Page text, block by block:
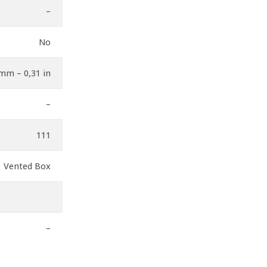
–
No
– 0,31 in
–
111
Vented Box
–